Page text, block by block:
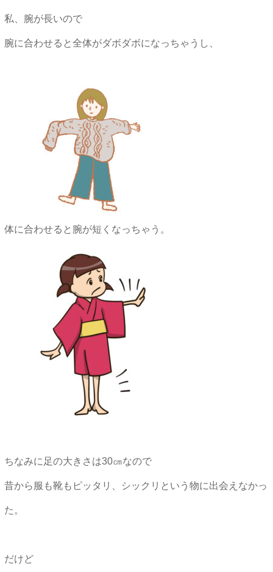
私、腕が長いので
腕に合わせると全体がダボダボになっちゃうし、
体に合わせると腕が短くなっちゃう。
ちなみに足の大きさは30㎝なので
昔から服も靴もピッタリ、シックリという物に出会えなかっ
た。
だけど